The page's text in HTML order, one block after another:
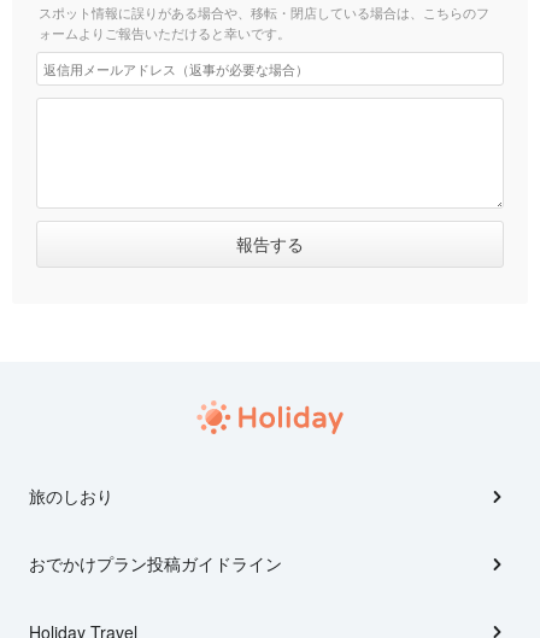
スポット情報に誤りがある場合や、移転・閉店している場合は、こちらのフ
ォームよりご報告いただけると幸いです。
旅のしおり
おでかけプラン投稿ガイドライン
Holiday Travel